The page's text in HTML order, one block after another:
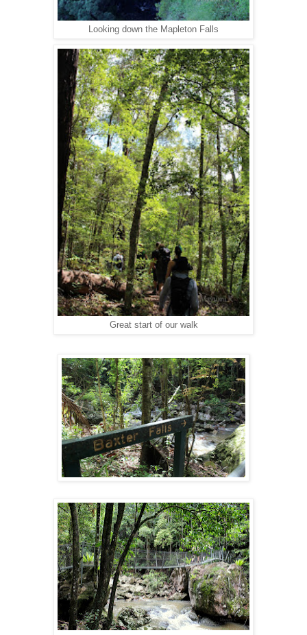
Looking down the Mapleton Falls
Great start of our walk